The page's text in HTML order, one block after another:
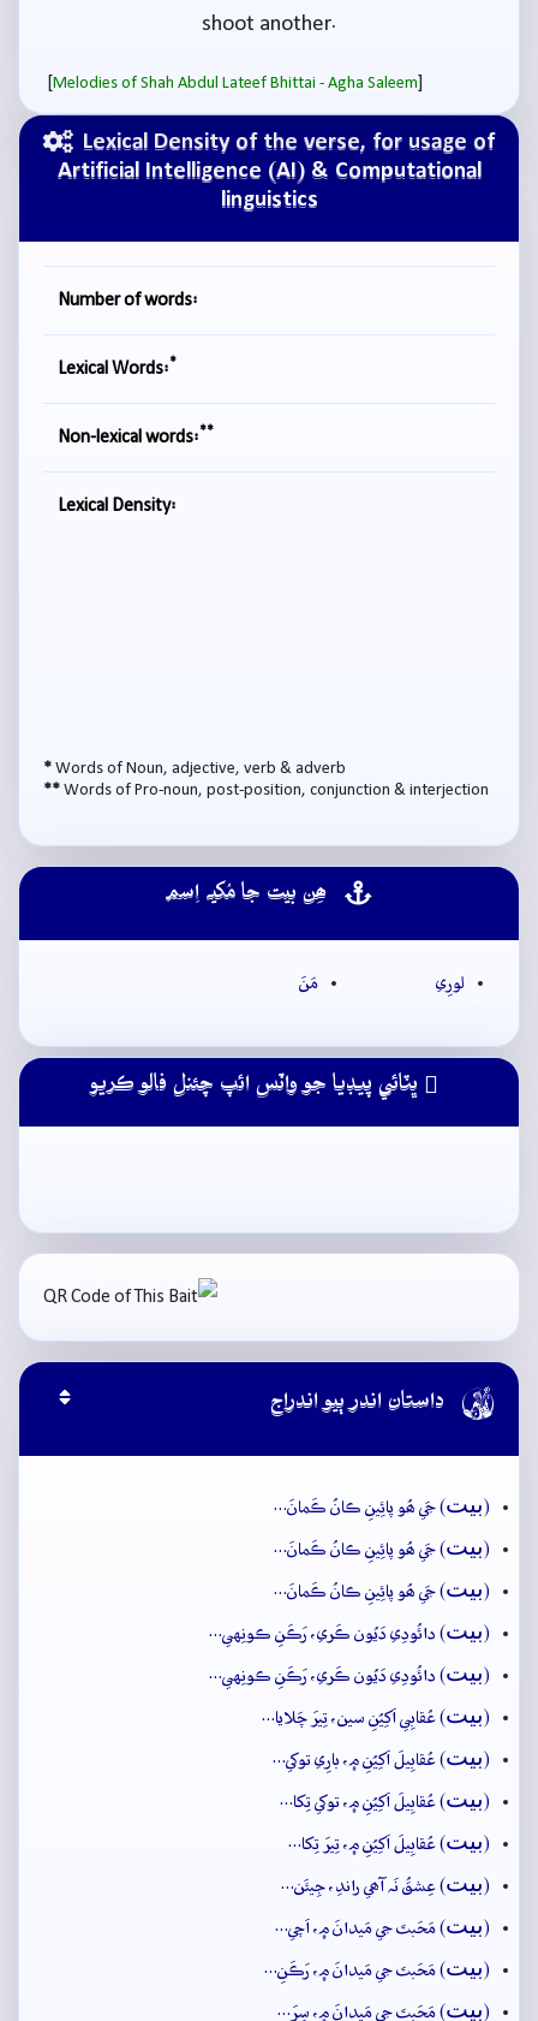
Lexical Density of the verse, for usage of
Artificial Intelligence (AI) & Computational
linguistics
Number of words:
Lexical Words:*
Non-lexical words:**
Lexical Density:
* Words of Noun, adjective, verb & adverb
** Words of Pro-noun, post-position, conjunction & interjection
ھِن بيت جا مُکيہ اِسم
لورِي مَنَ
ڀٽائي پيڊيا جو واٽس ائپ چئنل فالو ڪريو
shoot another.
[Melodies of Shah Abdul Lateef Bhittai - Agha Saleem
 داستان اندر ٻيو اندراج
(بيت) جَي ھُو پائِينِ ڪانُ ڪَمانَ…
(بيت) جَي ھُو پائِينِ ڪانُ ڪَمانَ…
(بيت) جَي ھُو پائِينِ ڪانُ ڪَمانَ…
(بيت) دائُودِي دَيُون ڪَري، رَڪَنِ ڪونِهي…
(بيت) دائُودِي دَيُون ڪَري، رَڪَنِ ڪونِهي…
(بيت) عُقابِي اَکِيُنِ سين، تِيرَ چَلايا…
(بيت) عُقابِيلَ اَکِيُنِ ۾، بارِي توکي…
(بيت) عُقابِيلَ اَکِيُنِ ۾، توکي تِکا…
(بيت) عُقابِيلَ اَکِيُنِ ۾، تِيرَ تِکا…
(بيت) عِشقُ نَہ آھي راندِ، جِيئَن…
(بيت) مَحَبتَ جي مَيدانَ ۾، اَچي…
(بيت) مَحَبتَ جي مَيدانَ ۾، رَڪَنِ…
(بيت) مَحَبتَ جي مَيدانَ ۾، سِرَ…